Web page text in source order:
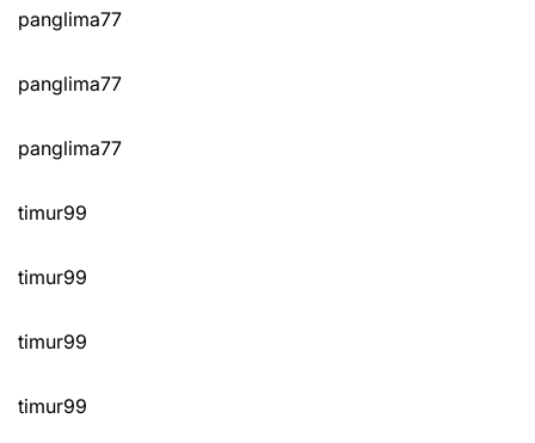
panglima77
panglima77
panglima77
timur99
timur99
timur99
timur99